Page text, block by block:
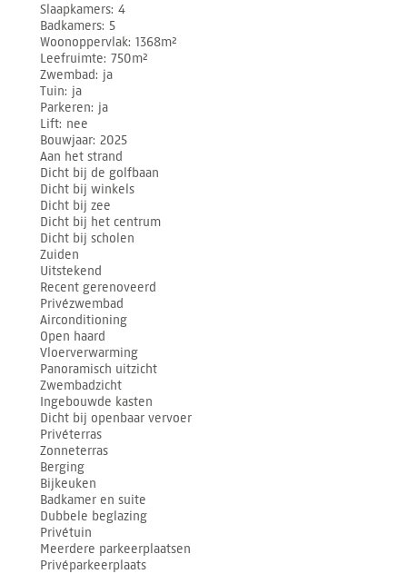
Slaapkamers 4
Badkamers 5
Woonoppervlak 1368m²
Leefruimte 750m²
Zwembad ja
Tuin ja
Parkeren ja
Lift nee
Bouwjaar 2025
Aan het strand
Dicht bij de golfbaan
Dicht bij winkels
Dicht bij zee
Dicht bij het centrum
Dicht bij scholen
Zuiden
Uitstekend
Recent gerenoveerd
Privézwembad
Airconditioning
Open haard
Vloerverwarming
Panoramisch uitzicht
Zwembadzicht
Ingebouwde kasten
Dicht bij openbaar vervoer
Privéterras
Zonneterras
Berging
Bijkeuken
Badkamer en suite
Dubbele beglazing
Privétuin
Meerdere parkeerplaatsen
Privéparkeerplaats